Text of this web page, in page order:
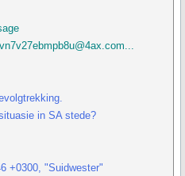
in SA stede?
+0300, "Suidwester"